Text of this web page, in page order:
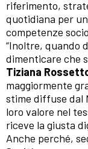
riferimento,
quotidiana per
competenze
“Inoltre, quando
dimenticare che
Tiziana
maggiormente
stime diffuse dal
loro valore nel
riceve la giusta
Anche perché,